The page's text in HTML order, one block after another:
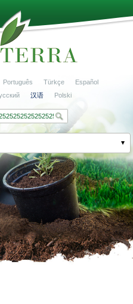
Português Türkçe
Español
汉语 Polski